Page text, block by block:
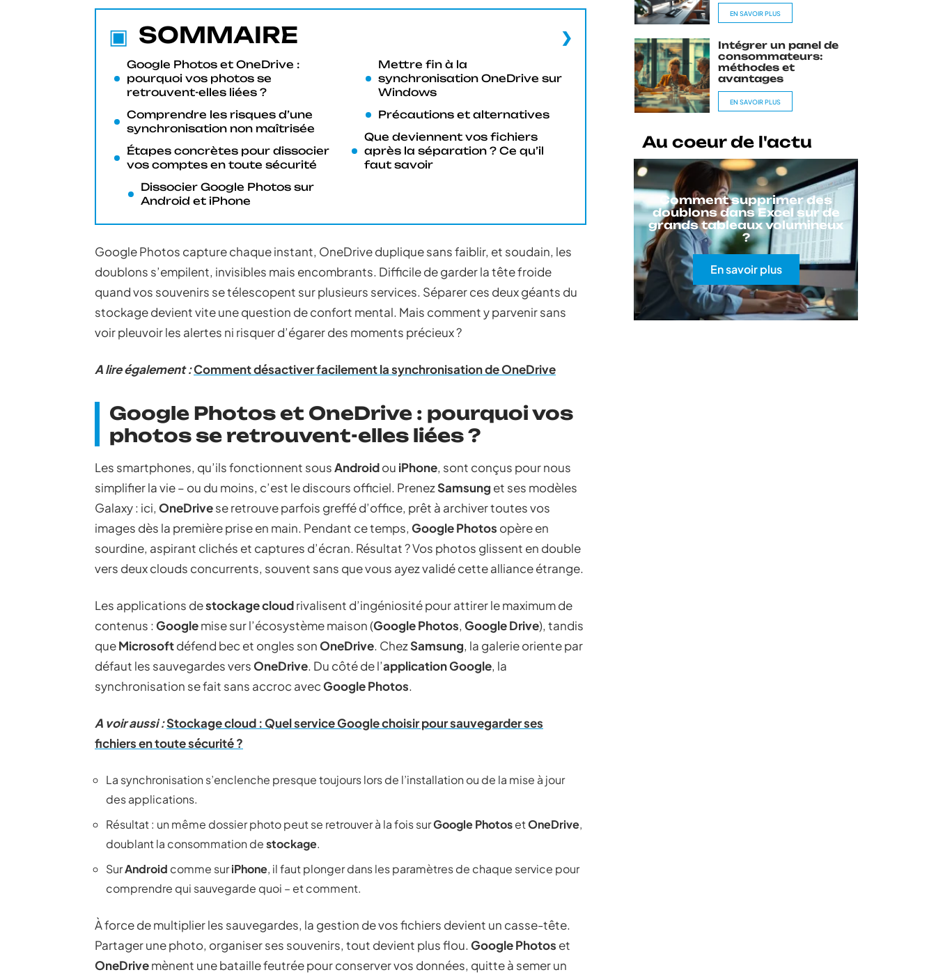
SOMMAIRE
Google Photos et OneDrive :
pourquoi vos photos se
retrouvent-elles liées ?
Comprendre les risques d’une
synchronisation non maîtrisée
Étapes concrètes pour dissocier
vos comptes en toute sécurité
Dissocier Google Photos sur
Android et iPhone
Mettre fin à la
synchronisation OneDrive sur
Windows
Précautions et alternatives
Que deviennent vos fichiers
après la séparation ? Ce qu’il
faut savoir
Google Photos capture chaque instant, OneDrive duplique sans faiblir, et soudain, les
doublons s’empilent, invisibles mais encombrants. Difficile de garder la tête froide
quand vos souvenirs se télescopent sur plusieurs services. Séparer ces deux géants du
stockage devient vite une question de confort mental. Mais comment y parvenir sans
voir pleuvoir les alertes ni risquer d’égarer des moments précieux ?
A lire également :Comment désactiver facilement la synchronisation de OneDrive
Google Photos et OneDrive : pourquoi vos
photos se retrouvent-elles liées ?
Les smartphones, qu’ils fonctionnent sousAndroidou iPhone, sont conçus pour nous
simplifier la vie – ou du moins, c’est le discours officiel. PrenezSamsung et ses modèles
Galaxy : ici, OneDrivese retrouve parfois greffé d’office, prêt à archiver toutes vos
images dès la première prise en main. Pendant ce temps, Google Photos opère en
sourdine, aspirant clichés et captures d’écran. Résultat ? Vos photos glissent en double
vers deux clouds concurrents, souvent sans que vous ayez validé cette alliance étrange.
Les applications destockage cloudrivalisent d’ingéniosité pour attirer le maximum de
contenus : Googlemise sur l’écosystème maison (Google Photos, Google Drive), tandis
queMicrosoftdéfend bec et ongles sonOneDrive. ChezSamsung, la galerie oriente par
défaut les sauvegardes versOneDrive. Du côté de l’application Google, la
synchronisation se fait sans accroc avecGoogle Photos.
A voir aussi :Stockage cloud : Quel service Google choisir pour sauvegarder ses
fichiers en toute sécurité ?
La synchronisation s’enclenche presque toujours lors de l’installation ou de la mise à jour
des applications.
Résultat : un même dossier photo peut se retrouver à la fois surGoogle PhotosetOneDrive,
doublant la consommation destockage.
SurAndroid comme suriPhone, il faut plonger dans les paramètres de chaque service pour
comprendre qui sauvegarde quoi – et comment.
À force de multiplier les sauvegardes, la gestion de vos fichiers devient un casse-tête.
Partager une photo, organiser ses souvenirs, tout devient plus flou. Google Photos et
OneDrivemènent une bataille feutrée pour conserver vos données, quitte à semer un
EN SAVOIR PLUS
Intégrer un panel de
consommateurs:
méthodes et
avantages
EN SAVOIR PLUS
Au coeur de l'actu
Comment supprimer des
doublons dans Excel sur de
grands tableaux volumineux
?
En savoir plus